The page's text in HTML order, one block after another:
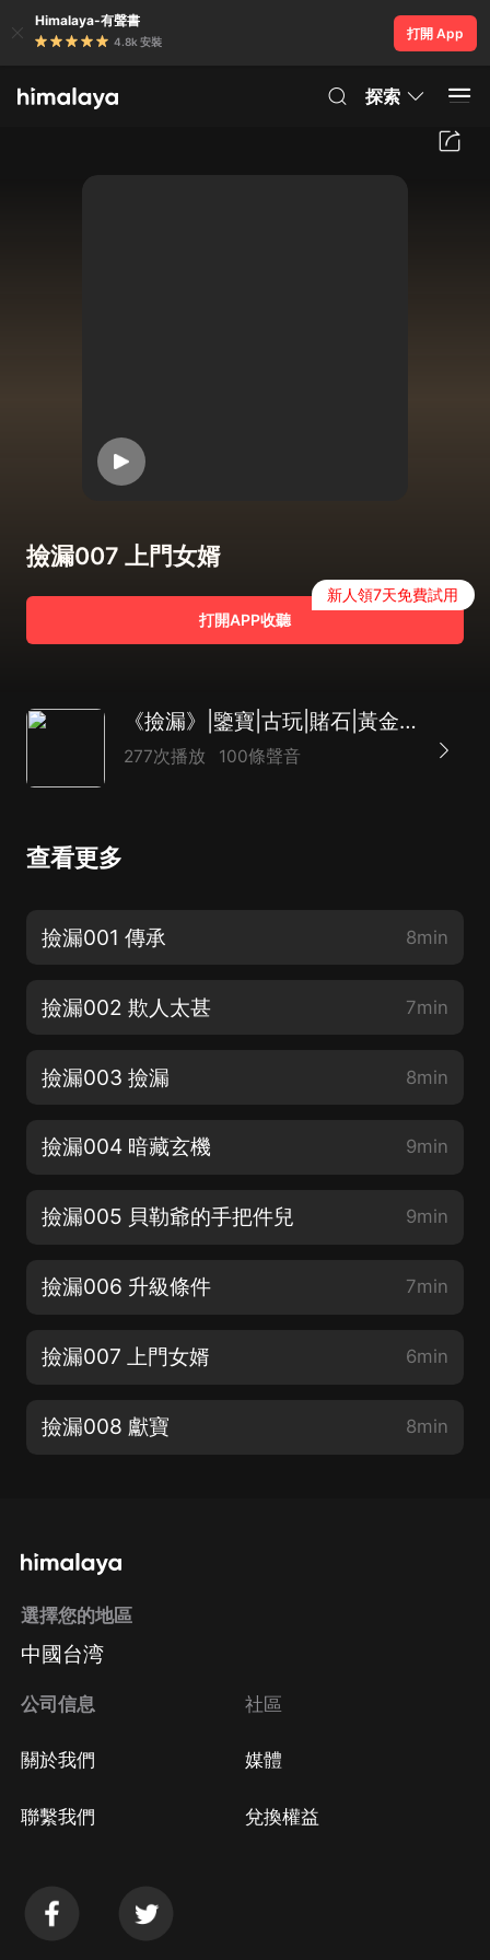
Himalaya-有聲書
4.8k 安裝
打開 App
探索
撿漏007 上門女婿
打開APP收聽
新人領7天免費試用
《撿漏》|鑒寶|古玩|賭石|黃金瞳|秘術
277次播放 100條聲音
查看更多
撿漏001 傳承 8min
撿漏002 欺人太甚 7min
撿漏003 撿漏 8min
撿漏004 暗藏玄機 9min
撿漏005 貝勒爺的手把件兒 9min
撿漏006 升級條件 7min
撿漏007 上門女婿 6min
撿漏008 獻寶 8min
選擇您的地區
中國台湾
公司信息
關於我們
聯繫我們
社區
媒體
兌換權益